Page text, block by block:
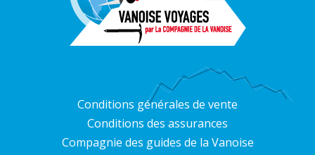
Conditions générales de vente
Conditions des assurances
Compagnie des guides de la Vanoise